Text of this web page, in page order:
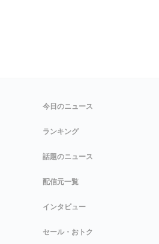
今日のニュース
ランキング
話題のニュース
配信元一覧
インタビュー
セール・おトク